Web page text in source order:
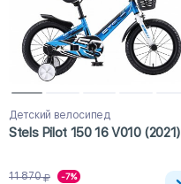
Детский велосипед
Stels Pilot 150 16 V010 (2021)
11 870 -7%